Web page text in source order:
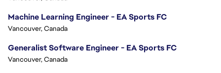
Machine Learning Engineer - EA Sports FC
Vancouver, Canada
Generalist Software Engineer - EA Sports FC
Vancouver, Canada